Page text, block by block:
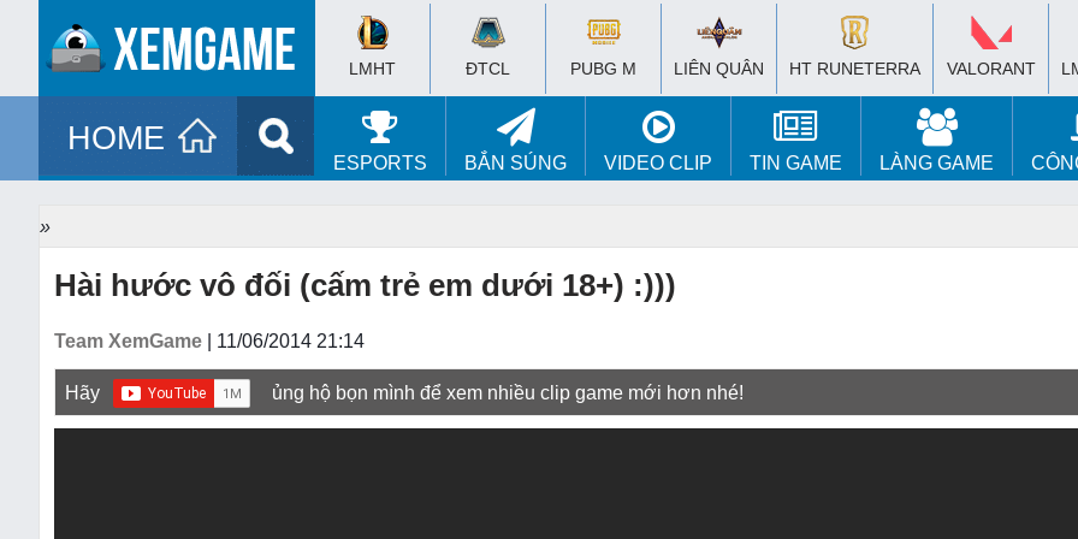
LMHT ĐTCL PUBG M LIÊN QUÂN HT RUNETERRA VALORANT
HOME
ESPORTS BẮN SÚNG VIDEO CLIP TIN GAME LÀNG GAME
»
Hài hước vô đối (cấm trẻ em dưới 18+) :)))
Team XemGame | 11/06/2014 21:14
Hãy ủng hộ bọn mình để xem nhiều clip game mới hơn nhé!